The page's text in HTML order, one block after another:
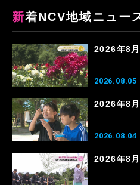
新着NCV地域ニュー
2026年8
2026.08.05
2026年8
2026.08.04
2026年8